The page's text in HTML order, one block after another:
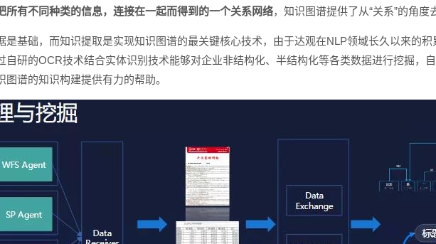
所有不同种类的信息，连接在一起而得到的一个关系网络，知识图谱提供了从“关系”的角度
是基础，而知识提取是实现知识图谱的最关键核心技术，由于达观在NLP领域长久以来的
自研的OCR技术结合实体识别技术能够对企业非结构化、半结构化等各类数据进行挖掘
谱的知识构建提供有力的帮助。